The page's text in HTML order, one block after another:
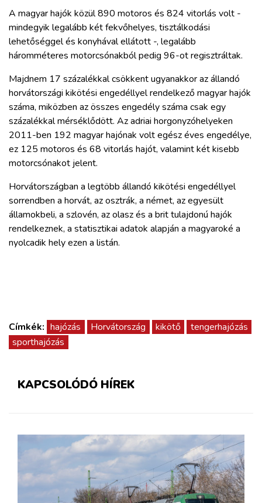
REGISZTRÁCIÓ
A magyar hajók közül 890 motoros és 824 vitorlás volt -
mindegyik legalább két fekvőhelyes, tisztálkodási
lehetőséggel és konyhával ellátott -, legalább
háromméteres motorcsónakból pedig 96-ot regisztráltak.
Majdnem 17 százalékkal csökkent ugyanakkor az állandó
horvátországi kikötési engedéllyel rendelkező magyar hajók
száma, miközben az összes engedély száma csak egy
százalékkal mérséklődött. Az adriai horgonyzóhelyeken
2011-ben 192 magyar hajónak volt egész éves engedélye,
ez 125 motoros és 68 vitorlás hajót, valamint két kisebb
motorcsónakot jelent.
Horvátországban a legtöbb állandó kikötési engedéllyel
sorrendben a horvát, az osztrák, a német, az egyesült
államokbeli, a szlovén, az olasz és a brit tulajdonú hajók
rendelkeznek, a statisztikai adatok alapján a magyaroké a
nyolcadik hely ezen a listán.
Címkék: hajózás Horvátország kikötő
tengerhajózás
sporthajózás
KAPCSOLÓDÓ HÍREK